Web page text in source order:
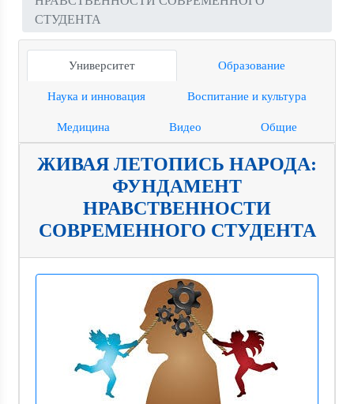
СТУДЕНТА
Университет Образование
Наука и инновация Воспитание и культура
Медицина Видео Общие
ЖИВАЯ ЛЕТОПИСЬ НАРОДА:
ФУНДАМЕНТ
НРАВСТВЕННОСТИ
СОВРЕМЕННОГО СТУДЕНТА